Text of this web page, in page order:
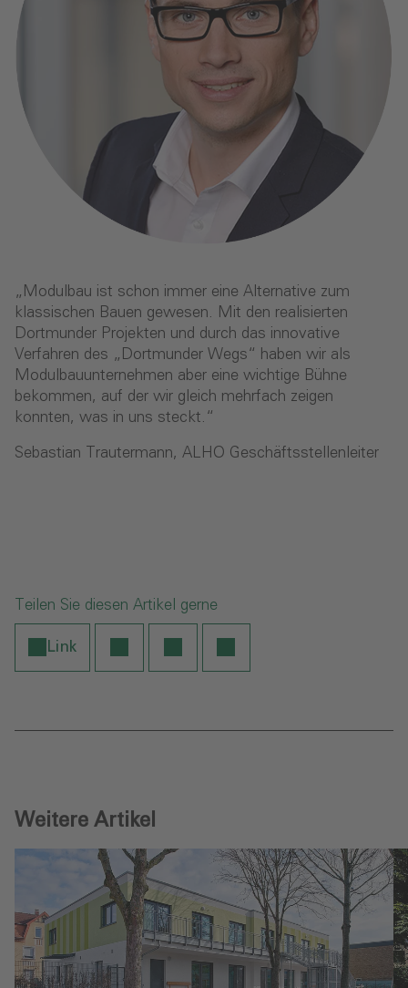
„Modulbau ist schon immer eine Alternative zum
klassischen Bauen gewesen. Mit den realisierten
Dortmunder Projekten und durch das innovative
Verfahren des „Dortmunder Wegs“ haben wir als
Modulbauunternehmen aber eine wichtige Bühne
bekommen, auf der wir gleich mehrfach zeigen
konnten, was in uns steckt.“
Sebastian Trautermann, ALHO Geschäftsstellenleiter
Teilen Sie diesen Artikel gerne
Link
Weitere Artikel